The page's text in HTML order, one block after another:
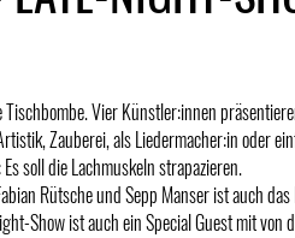
Vier Künstler:innen
Zauberei, als Liedermacher:in oder
soll die Lachmuskeln strapazieren.
Rütsche und Sepp Manser ist auch
Show ist auch ein Special Guest mit von